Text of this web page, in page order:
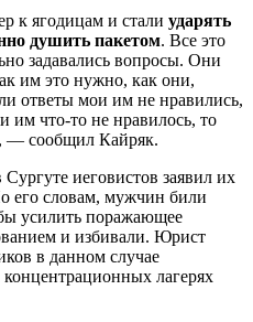
к ягодицам и стали ударять
душить пакетом. Все это
задавались вопросы. Они
им это нужно, как они,
ответы мои им не нравились,
им что-то не нравилось, то
— сообщил Кайряк.
иеговистов заявил их
его словам, мужчин били
усилить поражающее
и избивали. Юрист
в данном случае
лагерях